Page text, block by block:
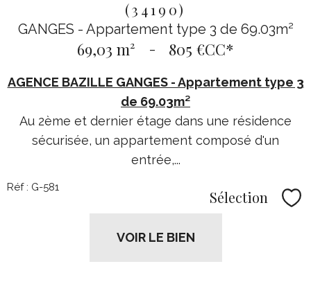
(34190)
GANGES - Appartement type 3 de 69.03m²
69,03 m² - 805 €CC*
AGENCE BAZILLE GANGES - Appartement type 3
de 69.03m²
Au 2ème et dernier étage dans une résidence
sécurisée, un appartement composé d'un
entrée,...
Réf : G-581
Sélection
VOIR LE BIEN